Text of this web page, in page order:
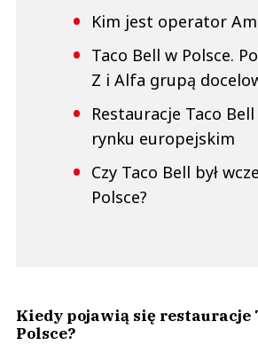
Kim jest operator
Taco Bell w Polsce.
Z i Alfa grupą
Restauracje Taco Bell
rynku europejskim
Czy Taco Bell był
Polsce?
Kiedy pojawią się restauracje
Polsce?